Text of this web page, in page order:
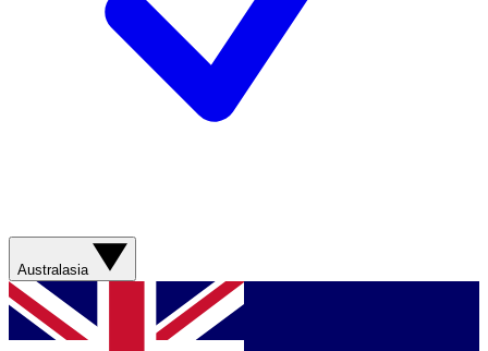
Australasia